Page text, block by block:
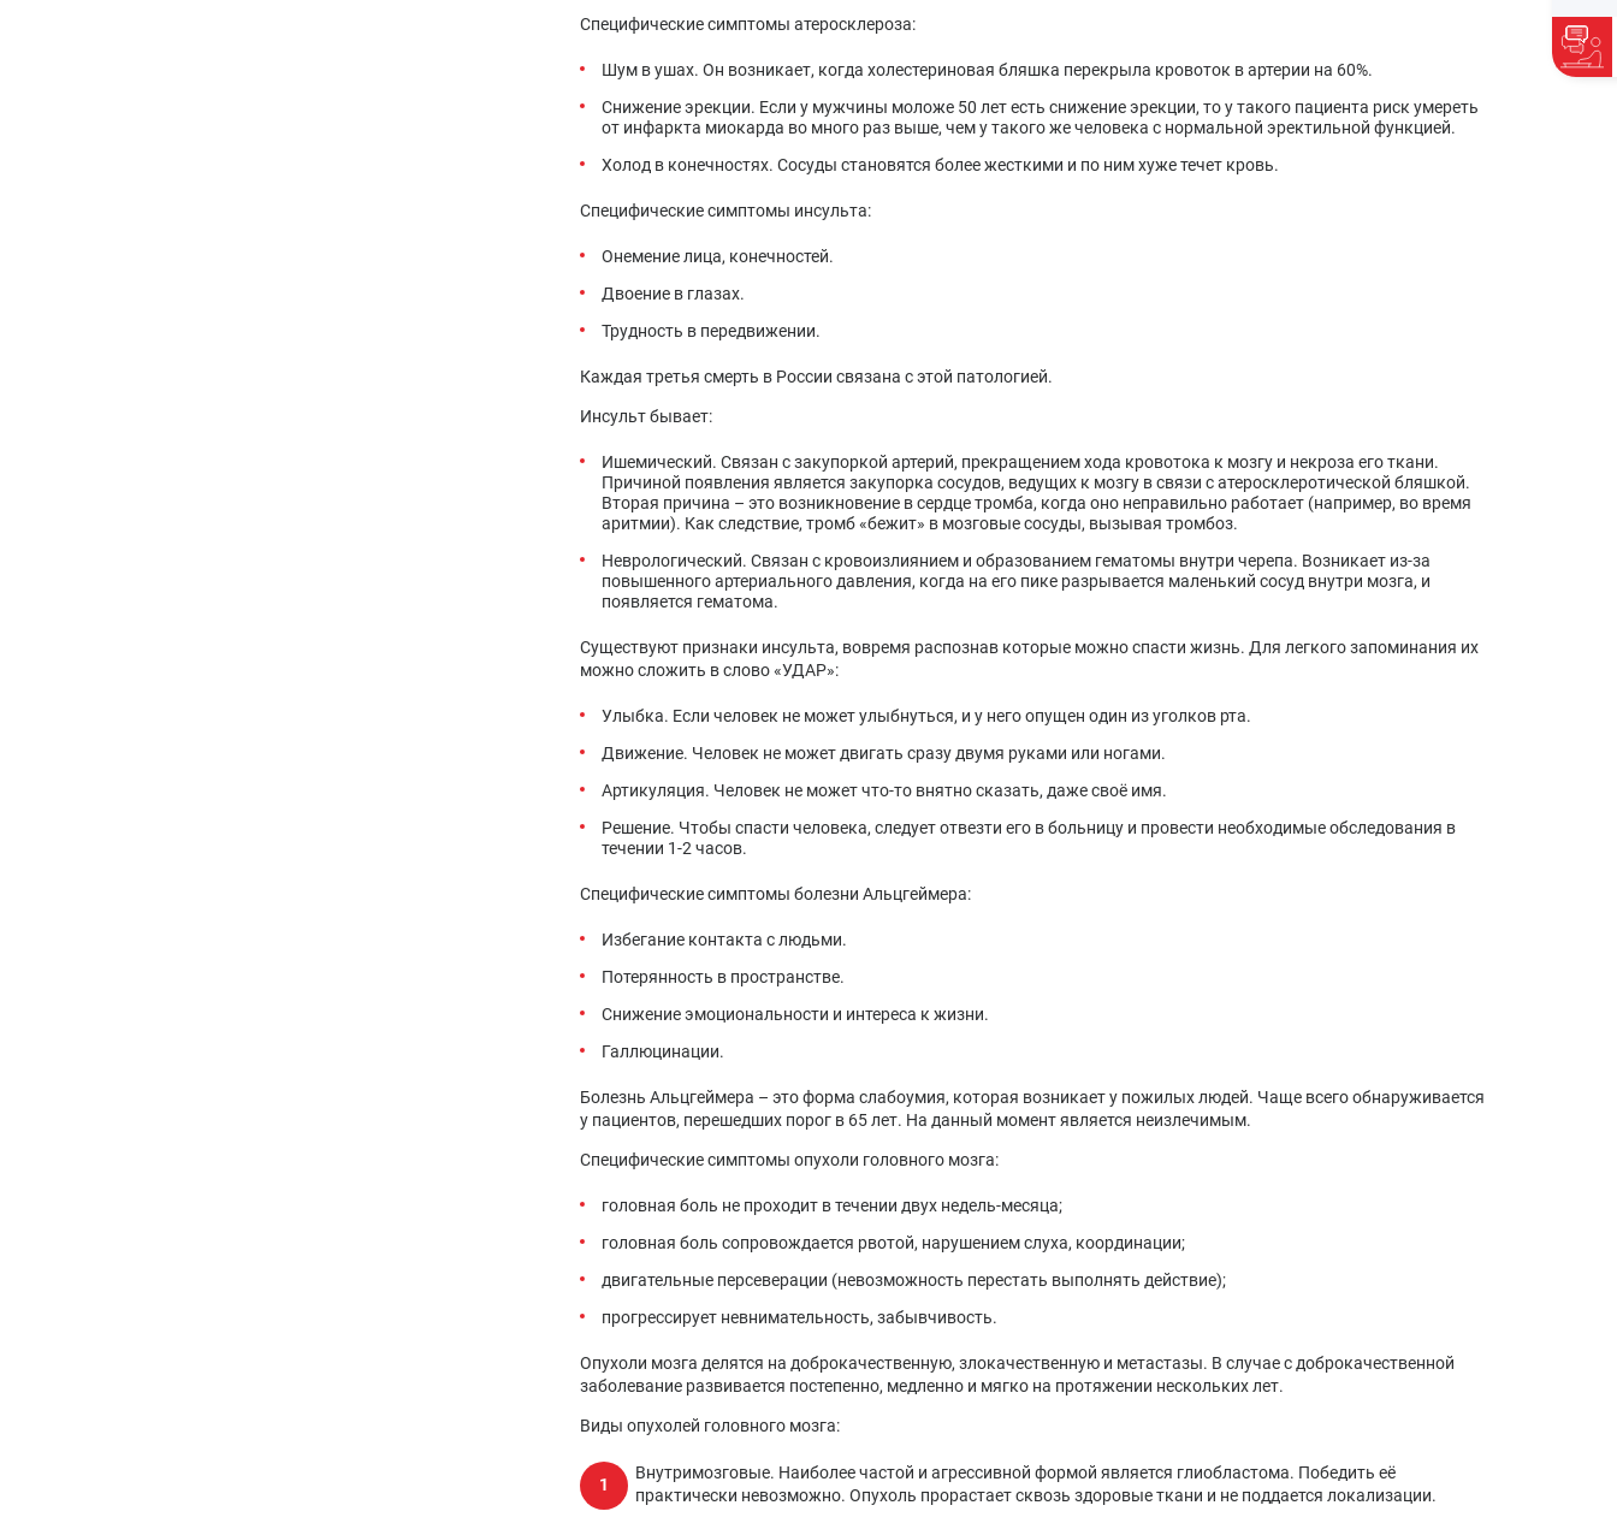
Специфические симптомы атеросклероза:
Шум в ушах. Он возникает, когда холестериновая бляшка перекрыла кровоток в артерии на 60%.
Снижение эрекции. Если у мужчины моложе 50 лет есть снижение эрекции, то у такого пациента риск умереть
от инфаркта миокарда во много раз выше, чем у такого же человека с нормальной эректильной функцией.
Холод в конечностях. Сосуды становятся более жесткими и по ним хуже течет кровь.
Специфические симптомы инсульта:
Онемение лица, конечностей.
Двоение в глазах.
Трудность в передвижении.
Каждая третья смерть в России связана с этой патологией.
Инсульт бывает:
Ишемический. Связан с закупоркой артерий, прекращением хода кровотока к мозгу и некроза его ткани.
Причиной появления является закупорка сосудов, ведущих к мозгу в связи с атеросклеротической бляшкой.
Вторая причина – это возникновение в сердце тромба, когда оно неправильно работает (например, во время
аритмии). Как следствие, тромб «бежит» в мозговые сосуды, вызывая тромбоз.
Неврологический. Связан с кровоизлиянием и образованием гематомы внутри черепа. Возникает из-за
повышенного артериального давления, когда на его пике разрывается маленький сосуд внутри мозга, и
появляется гематома.
Существуют признаки инсульта, вовремя распознав которые можно спасти жизнь. Для легкого запоминания их
можно сложить в слово «УДАР»:
Улыбка. Если человек не может улыбнуться, и у него опущен один из уголков рта.
Движение. Человек не может двигать сразу двумя руками или ногами.
Артикуляция. Человек не может что-то внятно сказать, даже своё имя.
Решение. Чтобы спасти человека, следует отвезти его в больницу и провести необходимые обследования в
течении 1-2 часов.
Специфические симптомы болезни Альцгеймера:
Избегание контакта с людьми.
Потерянность в пространстве.
Снижение эмоциональности и интереса к жизни.
Галлюцинации.
Болезнь Альцгеймера – это форма слабоумия, которая возникает у пожилых людей. Чаще всего обнаруживается
у пациентов, перешедших порог в 65 лет. На данный момент является неизлечимым.
Специфические симптомы опухоли головного мозга:
головная боль не проходит в течении двух недель-месяца;
головная боль сопровождается рвотой, нарушением слуха, координации;
двигательные персеверации (невозможность перестать выполнять действие);
прогрессирует невнимательность, забывчивость.
Опухоли мозга делятся на доброкачественную, злокачественную и метастазы. В случае с доброкачественной
заболевание развивается постепенно, медленно и мягко на протяжении нескольких лет.
Виды опухолей головного мозга:
Внутримозговые. Наиболее частой и агрессивной формой является глиобластома. Победить её
практически невозможно. Опухоль прорастает сквозь здоровые ткани и не поддается локализации.